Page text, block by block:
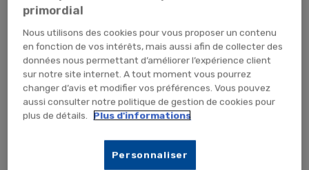
6,62 € TTC5,52 € HT
AJOUTER AU PANIER
6,04 € TTC5,03 € HT
primordial
Nous utilisons des cookies pour vous proposer un contenu
en fonction de vos intérêts, mais aussi afin de collecter des
données nous permettant d’améliorer l’expérience client
sur notre site internet. A tout moment vous pourrez
changer d’avis et modifier vos préférences. Vous pouvez
aussi consulter notre politique de gestion de cookies pour
plus de détails.
Plus d'informations
Personnaliser